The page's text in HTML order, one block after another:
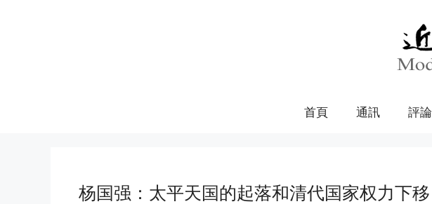
首頁 通訊 評論
杨国强：太平天国的起落和清代国家权力下移